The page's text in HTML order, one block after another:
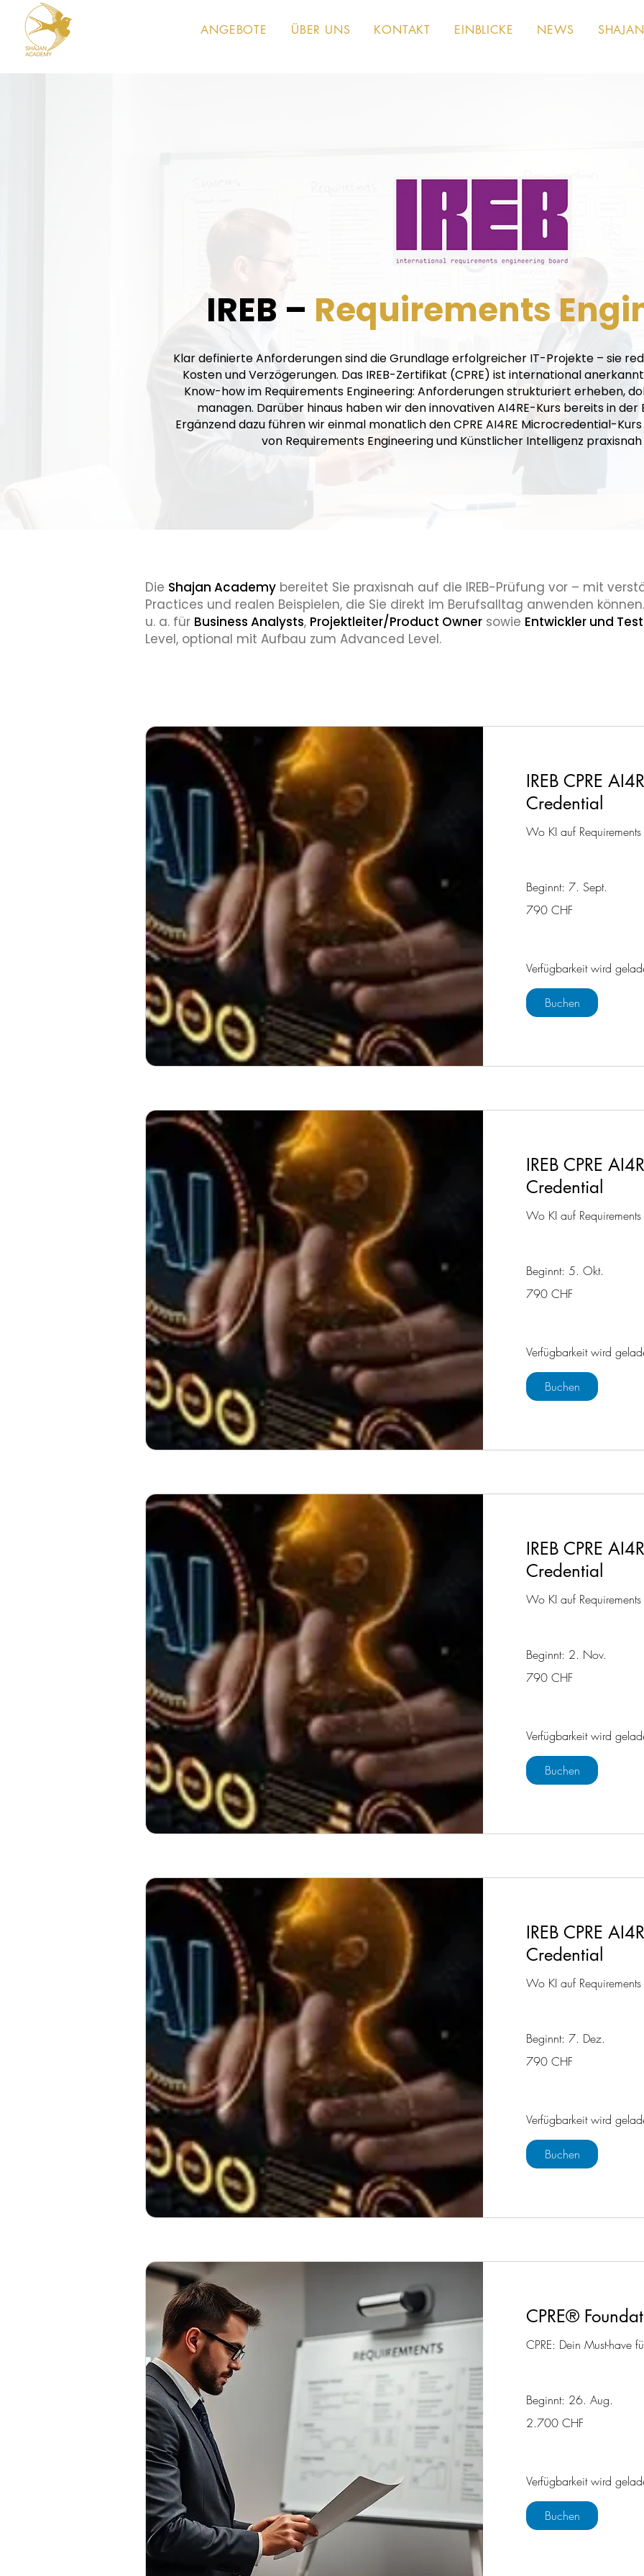
ANGEBOTE ÜBER UNS KONTAKT EINBLICKE NEWS
IREB – Requirements
Klar definierte Anforderungen sind die Grundlage erfolgreicher IT-Projekte – sie
Kosten und Verzögerungen. Das IREB-Zertifikat (CPRE) ist international
Know-how im Requirements Engineering: Anforderungen strukturiert erheben,
managen. Darüber hinaus haben wir den innovativen AI4RE-Kurs bereits in
Ergänzend dazu führen wir einmal monatlich den CPRE AI4RE Microcredential-
von Requirements Engineering und Künstlicher Intelligenz
Die Shajan Academy bereitet Sie praxisnah auf die IREB-Prüfung vor – mit
Practices und realen Beispielen, die Sie direkt im Berufsalltag anwenden
u. a. für Business Analysts, Projektleiter/Product Owner sowie Entwickler und
Level, optional mit Aufbau zum Advanced Level.
IREB CPRE
Credential
Wo KI auf
Beginnt: 7. Sept.
Schweizer
790 CHF
Verfügbarkeit wird
Buchen
IREB CPRE
Credential
Wo KI auf
Beginnt: 5. Okt.
Schweizer
790 CHF
Verfügbarkeit wird
Buchen
IREB CPRE
Credential
Wo KI auf
Beginnt: 2. Nov.
Schweizer
790 CHF
Verfügbarkeit wird
Buchen
IREB CPRE
Credential
Wo KI auf
Beginnt: 7. Dez.
Schweizer
790 CHF
Verfügbarkeit wird
Buchen
CPRE®
CPRE: Dein Must-have
Beginnt: 26. Aug.
Schweizer
2.700 CHF
Verfügbarkeit wird
Buchen